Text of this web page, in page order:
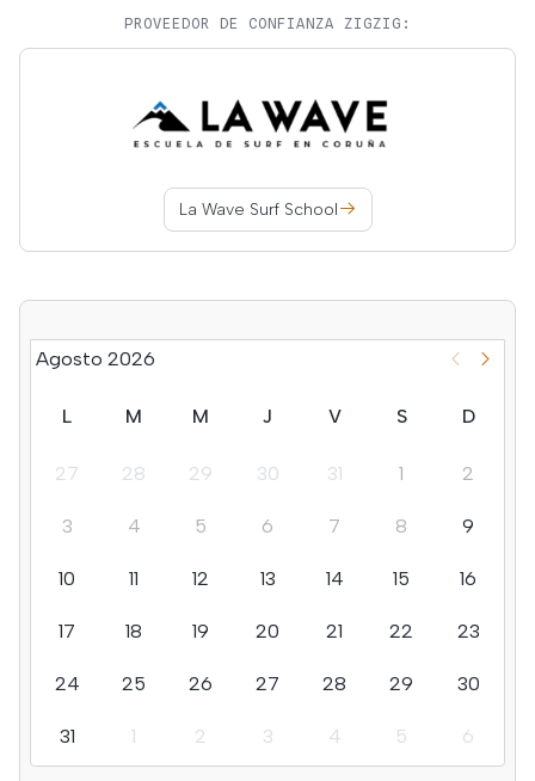
PROVEEDOR DE CONFIANZA ZIGZIG:
La Wave Surf School
Agosto 2026
L M M J V S D
27 28 29 30 31 1 2
3 4 5 6 7 8 9
10 11 12 13 14 15 16
17 18 19 20 21 22 23
24 25 26 27 28 29 30
31 1 2 3 4 5 6